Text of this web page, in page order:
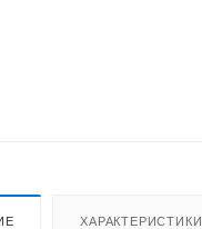
ХАРАКТЕРИСТИКИ